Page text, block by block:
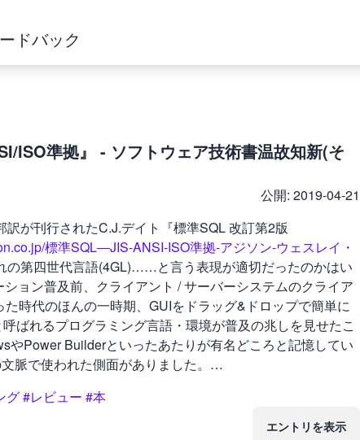
ドバック
ISO準拠』 - ソフトウェア技術書温故知新(そ
公開:2019-04-21
訳が刊行されたC.J.デイト『標準SQL 改訂第2版
標準SQL―JIS-ANSI-ISO準拠-アジソン-ウェスレイ・
の第四世代言語(4GL)……と言う表現が適切だったのかはい
ョン普及前、クライアント / サーバーシステムのクライア
時代のほんの一時期、GUIをドラッグ&ドロップで簡単に
ばれるプログラミング言語・環境が普及の兆しを見せたこ
やPower Builderといったあたりが有名どころと記憶してい
脈で使われた側面がありました。…
グ#レビュー #本
エントリを表示